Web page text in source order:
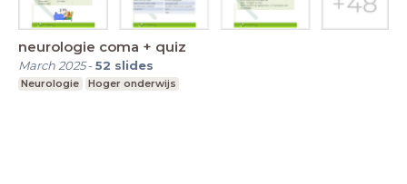
neurologie coma + quiz
March 2025-52 slides
Neurologie Hoger onderwijs